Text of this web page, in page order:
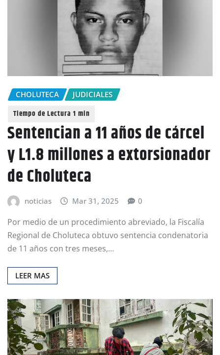
CHOLUTECA JUDICIALES
Sentencian a 11 años de cárcel
y L1.8 millones a extorsionador
de Choluteca
noticias Mar 31, 2025 0
Por medio de un procedimiento abreviado, la Fiscalía
Regional de Choluteca obtuvo sentencia condenatoria
de 11 años con tres meses,…
LEER MAS